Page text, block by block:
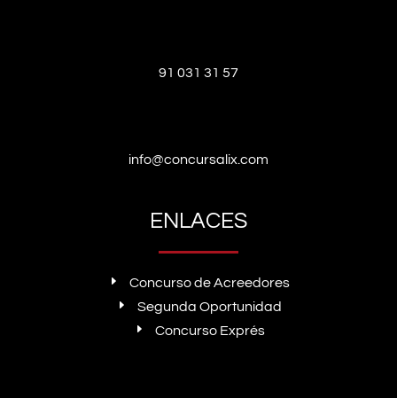
91 031 31 57
info@concursalix.com
ENLACES
E
Concurso de Acreedores
E
Segunda Oportunidad
E
Concurso Exprés